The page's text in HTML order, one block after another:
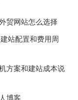
贸网站怎么选择
站配置和费用周
方案和建站成本说
博客